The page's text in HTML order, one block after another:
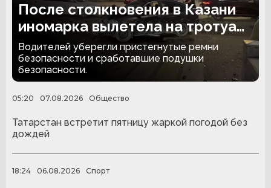
После столкновения в Казани
иномарка вылетела на тротуар
и снесла забор
Водителей уберегли пристегнутые ремни
безопасности и сработавшие подушки
безопасности.
05:20 07.08.2026 Общество
Татарстан встретит пятницу жаркой погодой без
дождей
18:24 06.08.2026 Спорт